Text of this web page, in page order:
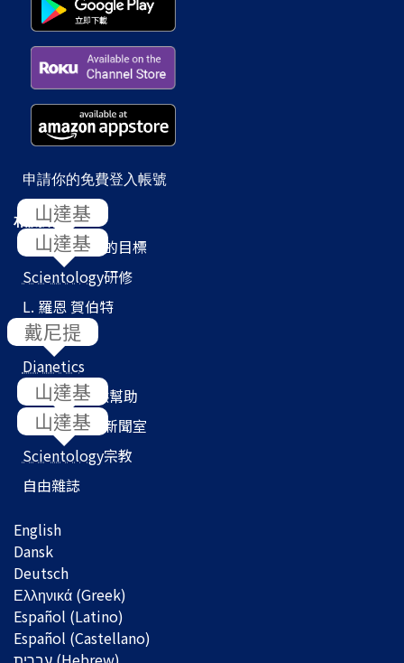
申請你的免費登入帳號
相關網站
Scientology
的目標
Scientology研修
L. 羅恩 賀伯特
教會搜尋器
Dianetics
我們如何提供幫助
Scientology
新聞室
Scientology宗教
自由雜誌
English
Dansk
Deutsch
Ελληνικά (Greek)
Español (Latino)
Español (Castellano)